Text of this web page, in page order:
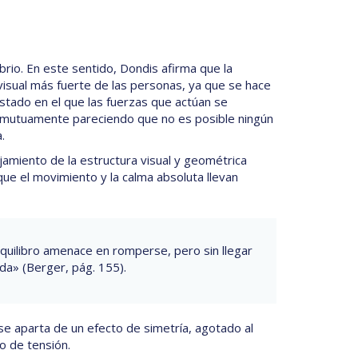
En este sentido, Dondis afirma que la
más fuerte de las personas, ya que se hace
en el que las fuerzas que actúan se
pareciendo que no es posible ningún
de la estructura visual y geométrica
el movimiento y la calma absoluta llevan
amenace en romperse, pero sin llegar
(Berger, pág. 155).
aparta de un efecto de simetría, agotado al
de tensión.